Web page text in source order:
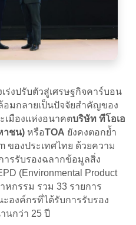
ร่งปรับตัวสู่เศรษฐกิจคาร์บอน
อมกลายเป็นปัจจัยสำคัญของ
เมืองแห่งอนาคตบริษัท ทีโอเอ
าชน) หรือTOA ยังคงตอกย้ำ
ของประเทศไทย ด้วยความ
ารรับรองฉลากข้อมูลสิ่ง
(Environmental Product
หกรรม รวม 33 รายการ
องค์กรที่ได้รับการรับรอง
นกว่า 25 ปี